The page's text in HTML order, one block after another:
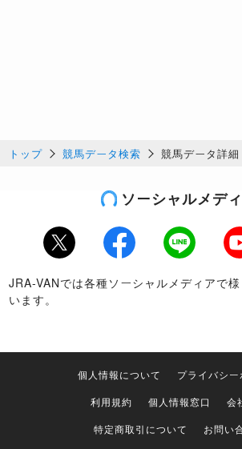
トップ 競馬データ検索 競馬データ詳細
ソーシャルメデ
Twitter Facebook LINE
JRA-VANでは各種ソーシャルメディアで
います。
個人情報について
プライバシー
利用規約
個人情報窓口
会
特定商取引について
お問い